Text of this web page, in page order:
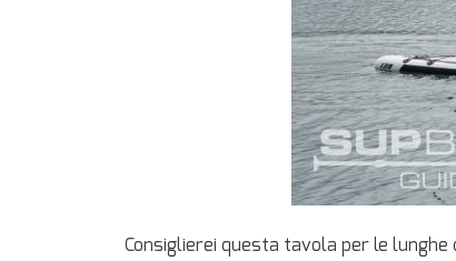
Consiglierei questa tavola per le